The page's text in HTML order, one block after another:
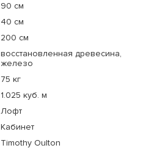
90 см
40 см
200 см
восстановленная древесина,
железо
75 кг
1.025 куб. м
Лофт
Кабинет
Timothy Oulton